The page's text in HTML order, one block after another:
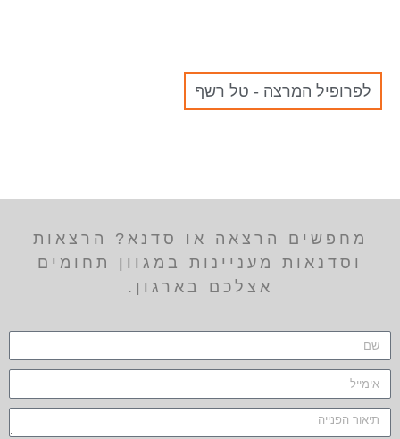
לפרופיל המרצה - טל רשף
מחפשים הרצאה או סדנא? הרצאות
וסדנאות מעניינות במגוון תחומים
אצלכם בארגון.